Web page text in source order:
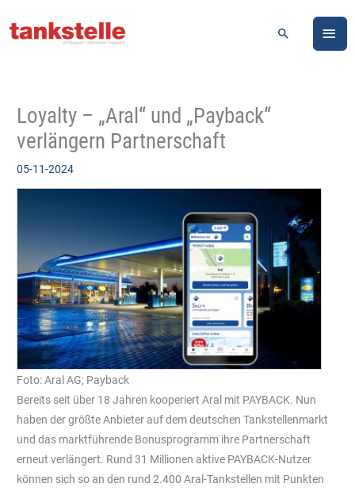
Inhalt
Suchen
Loyalty – „Aral“ und „Payback“
verlängern Partnerschaft
05-11-2024
Foto: Aral AG; Payback
Bereits seit über 18 Jahren kooperiert Aral mit PAYBACK. Nun
haben der größte Anbieter auf dem deutschen Tankstellenmarkt
und das marktführende Bonusprogramm ihre Partnerschaft
erneut verlängert. Rund 31 Millionen aktive PAYBACK-Nutzer
können sich so an den rund 2.400 Aral-Tankstellen mit Punkten